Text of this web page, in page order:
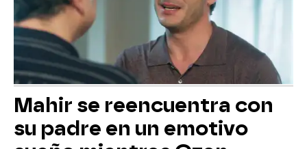
Mahir se reencuentra con
su padre en un emotivo